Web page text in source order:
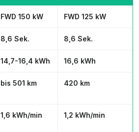
FWD 150 kW FWD 125 kW
8,6 Sek. 8,6 Sek.
14,7-16,4 kWh 16,6 kWh
bis 501 km 420 km
1,6 kWh/min 1,2 kWh/min